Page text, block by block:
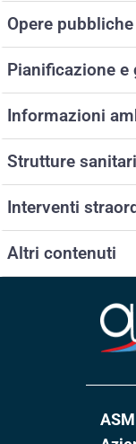
Opere pubbliche
Pianificazione
Informazioni
Strutture
Interventi
Altri contenuti